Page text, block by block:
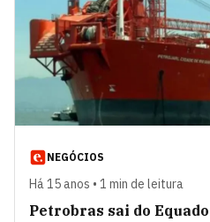
NEGÓCIOS
Há 15 anos • 1 min de leitura
Petrobras sai do